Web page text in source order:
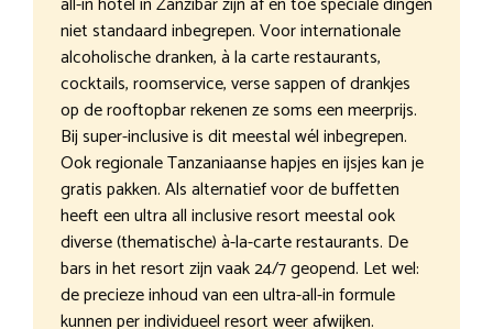
niet standaard inbegrepen. Voor internationale
alcoholische dranken, à la carte restaurants,
cocktails, roomservice, verse sappen of drankjes
op de rooftopbar rekenen ze soms een meerprijs.
Bij super-inclusive is dit meestal wél inbegrepen.
Ook regionale Tanzaniaanse hapjes en ijsjes kan je
gratis pakken. Als alternatief voor de buffetten
heeft een ultra all inclusive resort meestal ook
diverse (thematische) à-la-carte restaurants. De
bars in het resort zijn vaak 24/7 geopend. Let wel:
de precieze inhoud van een ultra-all-in formule
kunnen per individueel resort weer afwijken.